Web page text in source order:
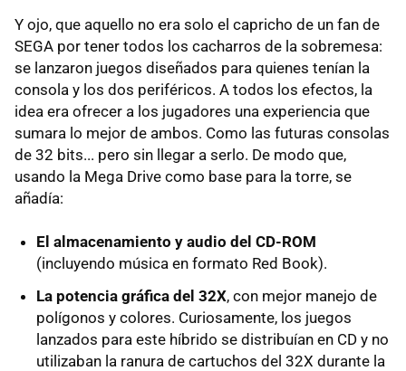
Y ojo, que aquello no era solo el capricho de un fan de
SEGA por tener todos los cacharros de la sobremesa:
se lanzaron juegos diseñados para quienes tenían la
consola y los dos periféricos. A todos los efectos, la
idea era ofrecer a los jugadores una experiencia que
sumara lo mejor de ambos. Como las futuras consolas
de 32 bits... pero sin llegar a serlo. De modo que,
usando la Mega Drive como base para la torre, se
añadía:
El almacenamiento y audio del CD-ROM
(incluyendo música en formato Red Book).
La potencia gráfica del 32X, con mejor manejo de
polígonos y colores. Curiosamente, los juegos
lanzados para este híbrido se distribuían en CD y no
utilizaban la ranura de cartuchos del 32X durante la